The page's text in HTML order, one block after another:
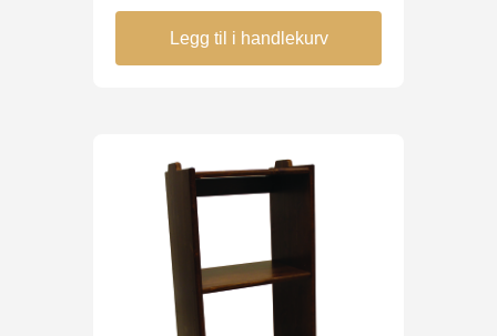
Legg til i handlekurv